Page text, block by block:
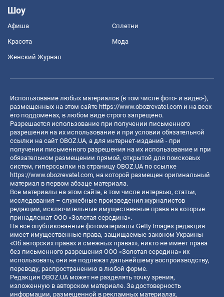
Шоу
Афиша Сплетни
Красота Мода
Женский Журнал
Использование любых материалов (в том числе фото- и видео-),
размещенных на этом сайте https://www.obozrevatel.com и на всех
его поддоменах, в любом виде строго запрещено.
Разрешается использование при получении письменного
разрешения на их использование и при условии обязательной
ссылки на сайт OBOZ.UA, а для интернет-изданий - при
получении письменного разрешения на их использование и при
обязательном размещении прямой, открытой для поисковых
систем, гиперссылки на страницу OBOZ.UA по ссылке
https://www.obozrevatel.com, на которой размещен оригинальный
материал в первом абзаце материала.
Все материалы на этом сайте, в том числе интервью, статьи,
исследования – служебные произведения журналистов
редакции, исключительные имущественные права на которые
принадлежат ООО «Золотая середина».
На все опубликованные фотоматериалы Getty Images редакция
имеет имущественные права, защищаемые законом Украины
«Об авторских правах и смежных правах», никто не имеет права
без письменного разрешения ООО «Золотая середина» их
использовать, они не подлежат дальнейшему воспроизводству,
переводу, распространению в любой форме.
Редакция OBOZ.UA может не разделять точку зрения,
изложенную в авторском материале. За достоверность
информации, размещенной в рекламных материалах,